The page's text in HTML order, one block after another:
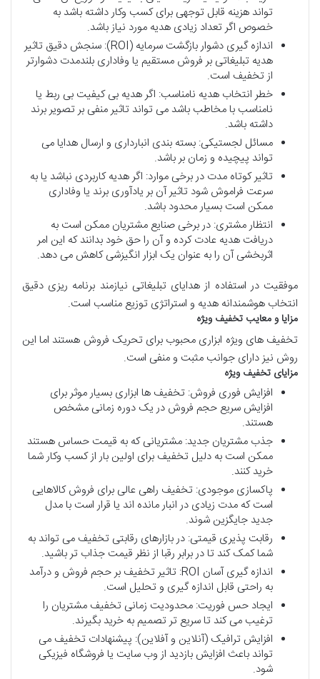
تواند هزینه قابل توجهی برای کسب وکار داشته باشد به
خصوص اگر تعداد زیادی هدیه مورد نیاز باشد.
اندازه گیری دشوار بازگشت سرمایه (ROI): سنجش دقیق تاثیر
هدیه تبلیغاتی بر فروش مستقیم یا وفاداری بلندمدت دشوارتر
از تخفیف است.
خطر انتخاب هدیه نامناسب: اگر هدیه بی کیفیت بی ربط یا
نامناسب با مخاطب باشد می تواند تاثیر منفی بر تصویر برند
داشته باشد.
مسائل لجستیکی: بسته بندی انبارداری و ارسال هدایا می
تواند پیچیده و زمان بر باشد.
تاثیر کوتاه مدت در برخی موارد: اگر هدیه کاربردی نباشد یا به
سرعت فراموش شود تاثیر آن بر یادآوری برند یا وفاداری
ممکن است بسیار محدود باشد.
انتظار مشتری: در برخی صنایع مشتریان ممکن است به
دریافت هدیه عادت کرده و آن را حق خود بدانند که این امر
اثربخشی آن را به عنوان یک ابزار انگیزشی کاهش می دهد.
موفقیت در استفاده از هدایای تبلیغاتی نیازمند برنامه ریزی دقیق
انتخاب هوشمندانه هدیه و استراتژی توزیع مناسب است.
مزایا ومعایب تخفیف ویژه
تخفیف های ویژه ابزاری محبوب برای تحریک فروش هستند اما این
روش نیز دارای جوانب مثبت و منفی است.
مزایای تخفیف ویژه
افزایش فوری فروش: تخفیف ها ابزاری بسیار موثر برای
افزایش سریع حجم فروش در یک دوره زمانی مشخص
هستند.
جذب مشتریان جدید: مشتریانی که به قیمت حساس هستند
ممکن است به دلیل تخفیف برای اولین بار از کسب وکار شما
خرید کنند.
پاکسازی موجودی: تخفیف راهی عالی برای فروش کالاهایی
است که مدت زیادی در انبار مانده اند یا قرار است با مدل
جدید جایگزین شوند.
رقابت پذیری قیمتی: در بازارهای رقابتی تخفیف می تواند به
شما کمک کند تا در برابر رقبا از نظر قیمت جذاب تر باشید.
اندازه گیری آسان ROI: تاثیر تخفیف بر حجم فروش و درآمد
به راحتی قابل اندازه گیری و تحلیل است.
ایجاد حس فوریت: محدودیت زمانی تخفیف مشتریان را
ترغیب می کند تا سریع تر تصمیم به خرید بگیرند.
افزایش ترافیک (آنلاین و آفلاین): پیشنهادات تخفیف می
تواند باعث افزایش بازدید از وب سایت یا فروشگاه فیزیکی
شود.